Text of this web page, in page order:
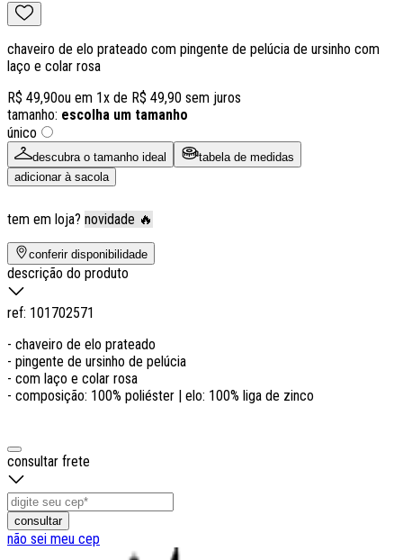
chaveiro de elo prateado com pingente de pelúcia de ursinho com
laço e colar rosa
R$ 49,90ou em 1x de R$ 49,90 sem juros
tamanho: escolha um tamanho
único
descubra o tamanho ideal
tabela de medidas
adicionar à sacola
tem em loja? novidade 🔥
conferir disponibilidade
descrição do produto
ref: 101702571
- chaveiro de elo prateado
- pingente de ursinho de pelúcia
- com laço e colar rosa
- composição: 100% poliéster | elo: 100% liga de zinco
consultar frete
consultar
não sei meu cep